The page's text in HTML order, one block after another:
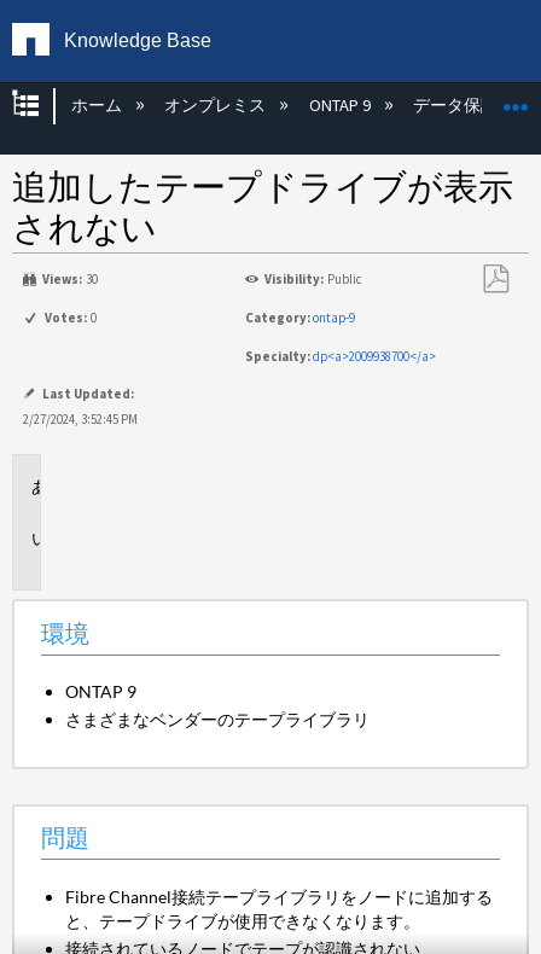
Knowledge Base
グローバル階層を展開/折りたたむ
ホーム オンプレミス ONTAP 9 データ保護
追加したテープドライブが表示
されない
Views: 30 Visibility: Public
Votes: 0 Category:ontap-9
Specialty:dp<a>2009938700</a>
Last Updated:
2/27/2024, 3:52:45 PM
環境
ONTAP 9
さまざまなベンダーのテープライブラリ
問題
Fibre Channel接続テープライブラリをノードに追加する
と、テープドライブが使用できなくなります。
接続されているノードでテープが認識されない